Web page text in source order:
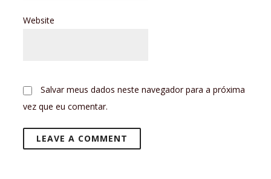
Website
Salvar meus dados neste navegador para a próxima
vez que eu comentar.